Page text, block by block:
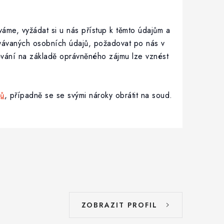
vyžádat si u nás přístup k těmto údajům a
osobních údajů, požadovat po nás v
na základě oprávněného zájmu lze vznést
, případně se se svými nároky obrátit na soud.
ZOBRAZIT PROFIL